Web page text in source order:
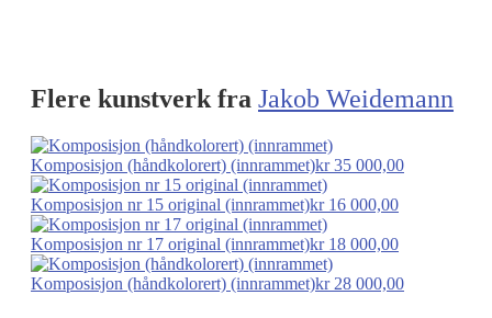
Flere kunstverk fra Jakob Weidemann
Komposisjon (håndkolorert) (innrammet)kr35 000,00
Komposisjon nr 15 original (innrammet)kr16 000,00
Komposisjon nr 17 original (innrammet)kr18 000,00
Komposisjon (håndkolorert) (innrammet)kr28 000,00